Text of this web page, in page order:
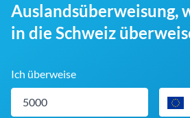
Auslandsüberweisung,
in die Schweiz
Ich überweise